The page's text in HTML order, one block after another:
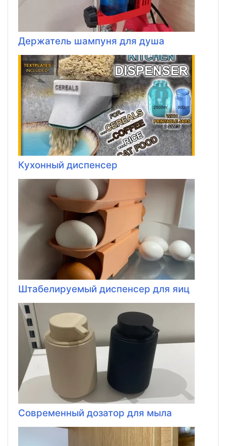
Держатель шампуня для душа
Кухонный диспенсер
Штабелируемый диспенсер для яиц
Современный дозатор для мыла